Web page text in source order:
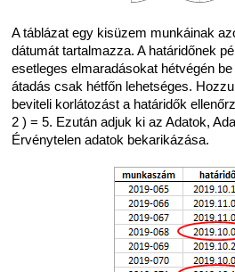
A táblázat egy kisüzem munkáinak
dátumát tartalmazza. A határidőnek
esetleges elmaradásokat hétvégén
átadás csak hétfőn lehetséges.
beviteli korlátozást a határidők
2 ) = 5. Ezután adjuk ki az Adatok,
Érvénytelen adatok bekarikázása.